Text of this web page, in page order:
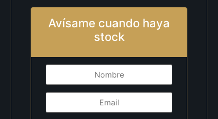
Avísame cuando haya
stock